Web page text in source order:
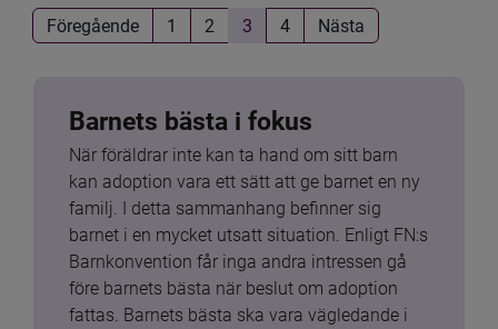
Föregående 1 2 3 4 Nästa
Barnets bästa i fokus
När föräldrar inte kan ta hand om sitt barn
kan adoption vara ett sätt att ge barnet en ny
familj. I detta sammanhang befinner sig
barnet i en mycket utsatt situation. Enligt FN:s
Barnkonvention får inga andra intressen gå
före barnets bästa när beslut om adoption
fattas. Barnets bästa ska vara vägledande i